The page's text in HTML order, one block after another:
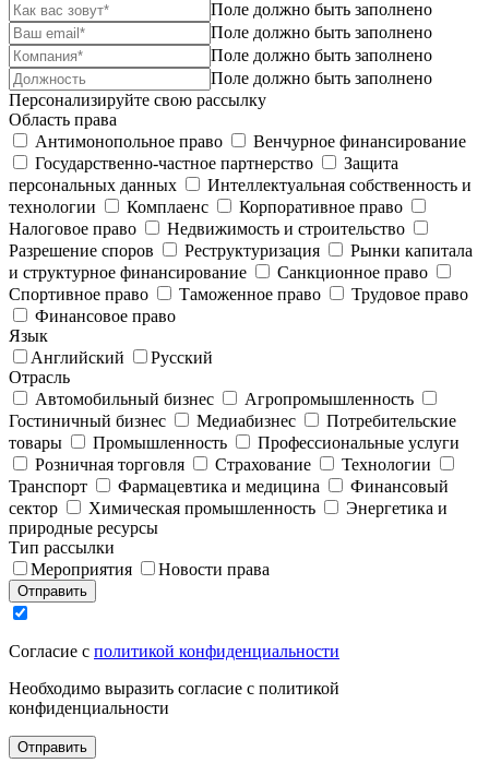
Поле должно быть заполнено
Поле должно быть заполнено
Поле должно быть заполнено
Поле должно быть заполнено
Персонализируйте свою рассылку
Область права
Антимонопольное право
Венчурное финансирование
Государственно-частное партнерство
Защита
персональных данных
Интеллектуальная собственность и
технологии
Комплаенс
Корпоративное право
Налоговое право
Недвижимость и строительство
Разрешение споров
Реструктуризация
Рынки капитала
и структурное финансирование
Санкционное право
Спортивное право
Таможенное право
Трудовое право
Финансовое право
Язык
Английский
Русский
Отрасль
Автомобильный бизнес
Агропромышленность
Гостиничный бизнес
Медиабизнес
Потребительские
товары
Промышленность
Профессиональные услуги
Розничная торговля
Страхование
Технологии
Транспорт
Фармацевтика и медицина
Финансовый
сектор
Химическая промышленность
Энергетика и
природные ресурсы
Тип рассылки
Мероприятия
Новости права
Отправить
Согласие с политикой конфиденциальности
Необходимо выразить согласие с политикой
конфиденциальности
Отправить